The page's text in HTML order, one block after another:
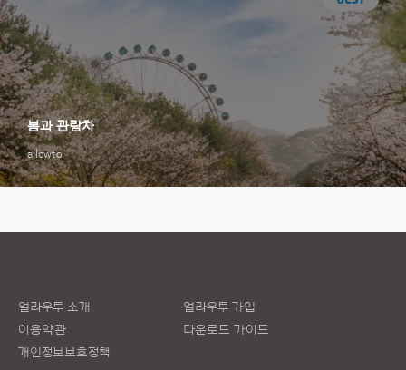
allowto
봄과 관람차
얼라우투 소개
이용약관
개인정보보호정책
얼라우투 가입
다운로드 가이드